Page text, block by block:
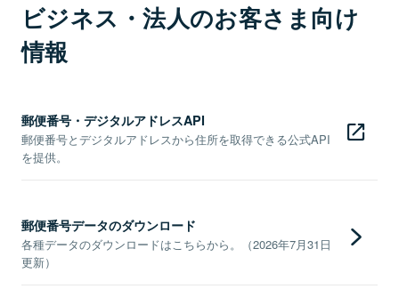
ビジネス・法人のお客さま向け
情報
郵便番号・デジタルアドレスAPI
郵便番号とデジタルアドレスから住所を取得できる公式API
を提供。
郵便番号データのダウンロード
各種データのダウンロードはこちらから。（2026年7月31日
更新）